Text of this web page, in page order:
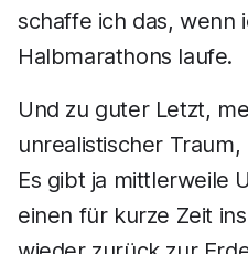
schaffe ich das, wenn
Halbmarathons laufe.
Und zu guter Letzt,
unrealistischer
Es gibt ja mittlerweile
einen für kurze Zeit